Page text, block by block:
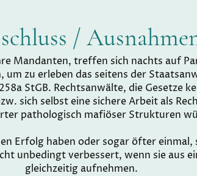
/
Mandanten, treffen sich nachts auf
zu erleben das seitens der
StGB. Rechtsanwälte, die Gesetze
sich selbst eine sichere Arbeit als
pathologisch mafiöser Strukturen
Erfolg haben oder sogar öfter einmal,
unbedingt verbessert, wenn sie aus
gleichzeitig aufnehmen.